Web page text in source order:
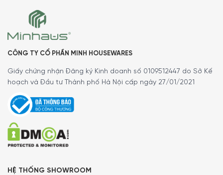
CÔNG TY CỔ PHẦN MINH HOUSEWARES
Giấy chứng nhận Đăng ký Kinh doanh số 0109512447 do Sở Kế
hoạch và Đầu tư Thành phố Hà Nội cấp ngày 27/01/2021
HỆ THỐNG SHOWROOM